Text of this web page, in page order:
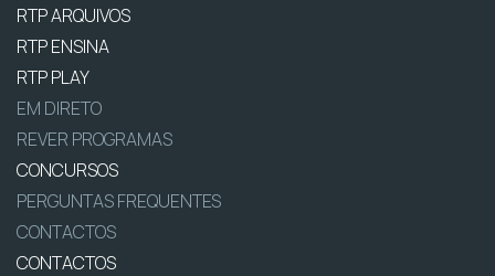
RTP ARQUIVOS
RTP ENSINA
RTP PLAY
EM DIRETO
REVER PROGRAMAS
CONCURSOS
PERGUNTAS FREQUENTES
CONTACTOS
CONTACTOS